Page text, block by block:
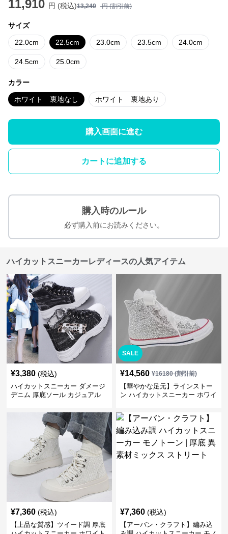
11,910 円 (税込)13,240 円 (割引前)
サイズ
22.0cm 22.5cm 23.0cm 23.5cm 24.0cm
24.5cm 25.0cm
カラー
ホワイト 裏地なし ホワイト 裏地あり
購入画面に進む
カートに追加する
購入時のルール
必ず購入前にお読みください。
ハイカットスニーカーレディースの人気アイテム
¥3,380 (税込)
ハイカットスニーカー ダメージ
デニム 厚底ソール カジュアル
かわいい 学校 日常使い 履きや
SALE
¥14,560 ¥16180(割引前)
【華やかな足元】ラインストー
ン ハイカットスニーカー ホワイ
ボン
¥7,360 (税込)
【上品な質感】ツイード調 厚底
¥7,360 (税込)
【アーバン・クラフト】編み込